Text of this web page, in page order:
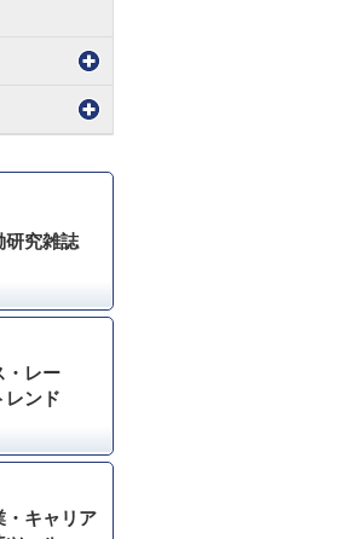
研究雑誌
・レー
レンド
・キャリア